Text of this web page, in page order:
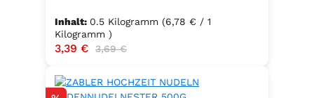
Inhalt: 0.5 Kilogramm (6,78 € / 1
Kilogramm )
Verkaufspreis:
3,39 € Regulärer Preis:
3,69 €